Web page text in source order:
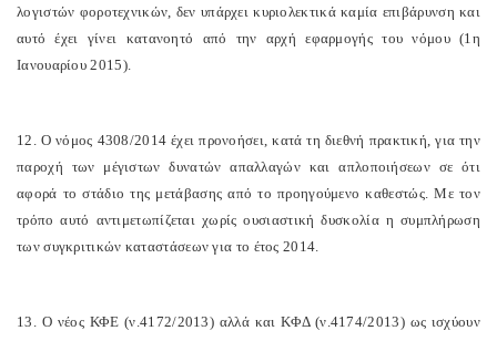
λογιστών φοροτεχνικών, δεν υπάρχει κυριολεκτικά καμία επιβάρυνση και
αυτό έχει γίνει κατανοητό από την αρχή εφαρμογής του νόμου (1η
Ιανουαρίου 2015).
12. Ο νόμος 4308/2014 έχει προνοήσει, κατά τη διεθνή πρακτική, για την
παροχή των μέγιστων δυνατών απαλλαγών και απλοποιήσεων σε ότι
αφορά το στάδιο της μετάβασης από το προηγούμενο καθεστώς. Με τον
τρόπο αυτό αντιμετωπίζεται χωρίς ουσιαστική δυσκολία η συμπλήρωση
των συγκριτικών καταστάσεων για το έτος 2014.
13. Ο νέος ΚΦΕ (ν.4172/2013) αλλά και ΚΦΔ (ν.4174/2013) ως ισχύουν